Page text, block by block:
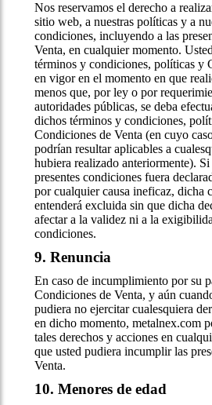
Nos reservamos el derecho a
sitio web, a nuestras políticas y a
condiciones, incluyendo a las
Venta, en cualquier momento.
términos y condiciones, políticas y
en vigor en el momento en que
menos que, por ley o por
autoridades públicas, se deba
dichos términos y condiciones,
Condiciones de Venta (en cuyo
podrían resultar aplicables a
hubiera realizado anteriormente).
presentes condiciones fuera
por cualquier causa ineficaz, dicha
entenderá excluida sin que dicha
afectar a la validez ni a la
condiciones.
9. Renuncia
En caso de incumplimiento por su
Condiciones de Venta, y aún
pudiera no ejercitar cualesquiera
en dicho momento, metalnex.com
tales derechos y acciones en
que usted pudiera incumplir las
Venta.
10. Menores de edad